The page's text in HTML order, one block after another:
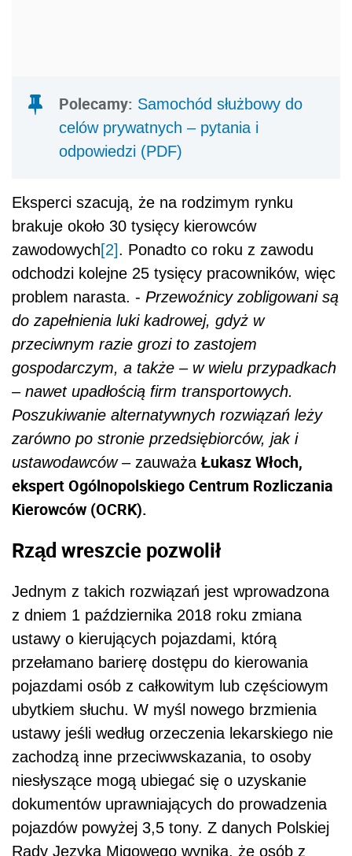
Polecamy: Samochód służbowy do
celów prywatnych – pytania i
odpowiedzi (PDF)
Eksperci szacują, że na rodzimym rynku
brakuje około 30 tysięcy kierowców
zawodowych[2]. Ponadto co roku z zawodu
odchodzi kolejne 25 tysięcy pracowników, więc
problem narasta. - Przewoźnicy zobligowani są
do zapełnienia luki kadrowej, gdyż w
przeciwnym razie grozi to zastojem
gospodarczym, a także – w wielu przypadkach
– nawet upadłością firm transportowych.
Poszukiwanie alternatywnych rozwiązań leży
zarówno po stronie przedsiębiorców, jak i
ustawodawców– zauważa Łukasz Włoch,
ekspert Ogólnopolskiego Centrum Rozliczania
Kierowców (OCRK).
Rząd wreszcie pozwolił
Jednym z takich rozwiązań jest wprowadzona
z dniem 1 października 2018 roku zmiana
ustawy o kierujących pojazdami, którą
przełamano barierę dostępu do kierowania
pojazdami osób z całkowitym lub częściowym
ubytkiem słuchu. W myśl nowego brzmienia
ustawy jeśli według orzeczenia lekarskiego nie
zachodzą inne przeciwwskazania, to osoby
niesłyszące mogą ubiegać się o uzyskanie
dokumentów uprawniających do prowadzenia
pojazdów powyżej 3,5 tony. Z danych Polskiej
Rady Języka Migowego wynika, że osób z